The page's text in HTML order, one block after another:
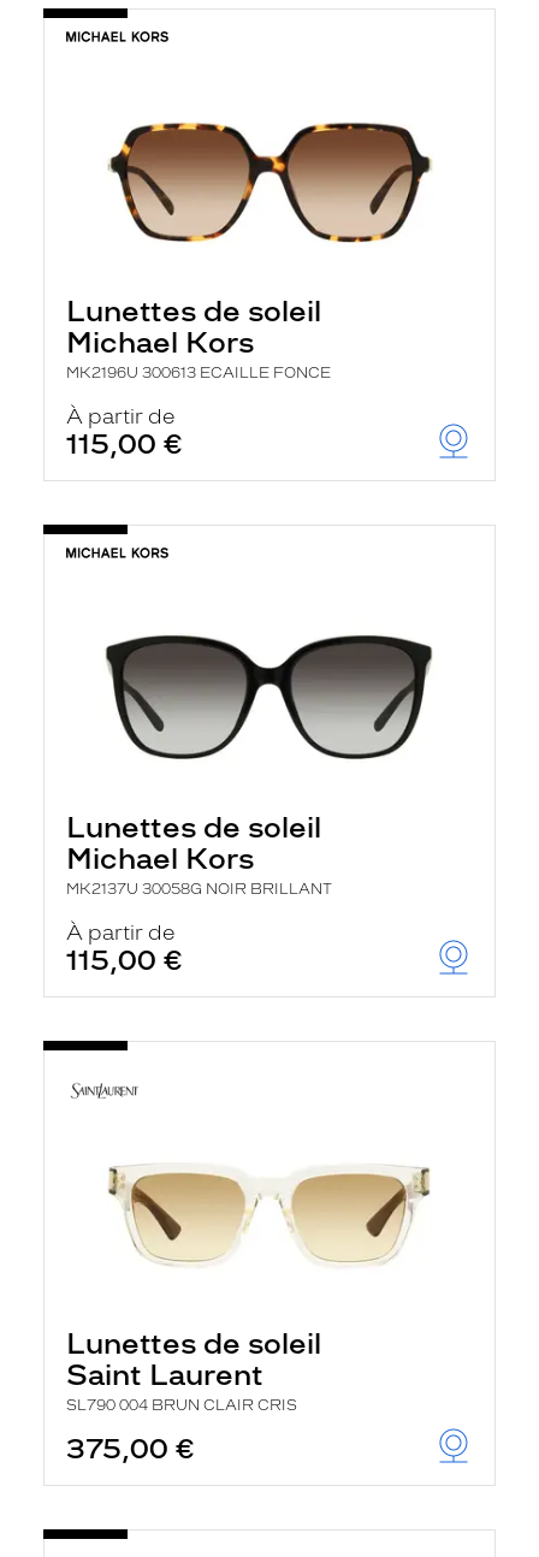
Lunettes de soleil
Michael Kors
MK2196U 300613 ECAILLE FONCE
À partir de
115,00 €
Lunettes de soleil
Michael Kors
MK2137U 30058G NOIR BRILLANT
À partir de
115,00 €
Lunettes de soleil
Saint Laurent
SL790 004 BRUN CLAIR CRIS
375,00 €